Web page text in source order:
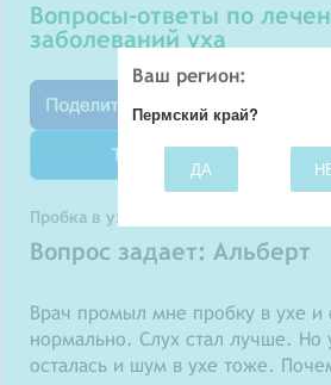
вопросы-ответы по лечению
заболеваний уха
Твитнуть
Пробка в ухе: промывание
Вопрос задает: Альберт
Врач промыл мне пробку в ухе и
нормально. Слух стал лучше. Но
осталась и шум в ухе тоже.
Ваш регион:
Пермский край?
ДА